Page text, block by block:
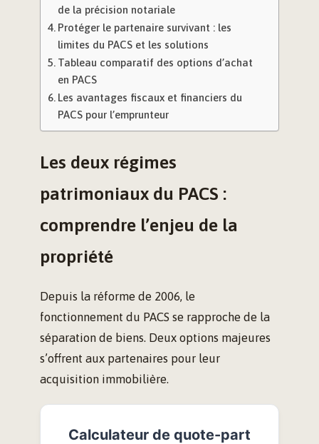
de la précision notariale
Protéger le partenaire survivant : les
limites du PACS et les solutions
Tableau comparatif des options d’achat
en PACS
Les avantages fiscaux et financiers du
PACS pour l’emprunteur
Les deux régimes
patrimoniaux du PACS :
comprendre l’enjeu de la
propriété
Depuis la réforme de 2006, le
fonctionnement du PACS se rapproche de la
séparation de biens. Deux options majeures
s’offrent aux partenaires pour leur
acquisition immobilière.
Calculateur de quote-part